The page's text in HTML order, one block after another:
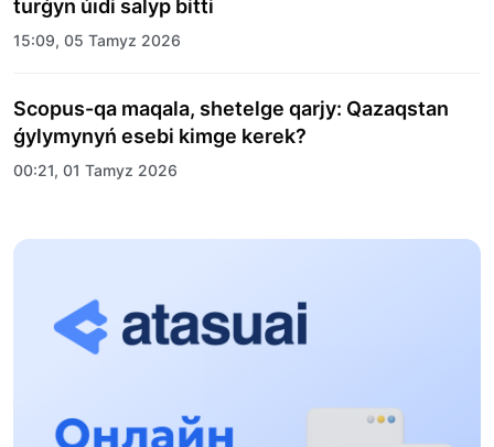
turǵyn úıdi salyp bitti
15:09, 05 Tamyz 2026
Scopus-qa maqala, shetelge qarjy: Qazaqstan
ǵylymynyń esebi kimge kerek?
00:21, 01 Tamyz 2026
«Zań kerýeni» jobasy: Abaı oblysynda quqyqtyq
17:31, 31 Shilde 2026
13:13, 30 Shilde 2026